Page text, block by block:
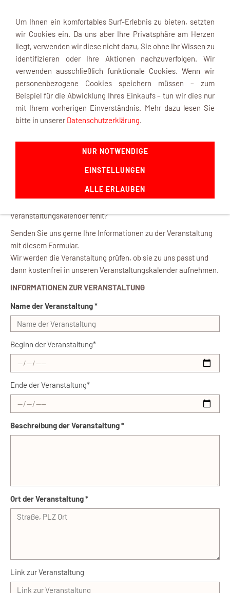
Navigation einblenden
Termin melden
Shop Startseite»Veranstaltungskalender
Veranstaltungskalender fehlt?
Senden Sie uns gerne Ihre Informationen zu der Veranstaltung
mit diesem Formular.
Wir werden die Veranstaltung prüfen, ob sie zu uns passt und
dann kostenfrei in unseren Veranstaltungskalender aufnehmen.
INFORMATIONEN ZUR VERANSTALTUNG
Name der Veranstaltung *
Beginn der Veranstaltung*
Ende der Veranstaltung*
Beschreibung der Veranstaltung *
Ort der Veranstaltung *
Link zur Veranstaltung
Um Ihnen ein komfortables Surf-Erlebnis zu bieten, setzten
wir Cookies ein. Da uns aber Ihre Privatsphäre am Herzen
liegt, verwenden wir diese nicht dazu, Sie ohne Ihr Wissen zu
identifizieren oder Ihre Aktionen nachzuverfolgen. Wir
verwenden ausschließlich funktionale Cookies. Wenn wir
personenbezogene Cookies speichern müssen – zum
Beispiel für die Abwicklung Ihres Einkaufs – tun wir dies nur
mit Ihrem vorherigen Einverständnis. Mehr dazu lesen Sie
bitte in unserer Datenschutzerklärung.
NUR NOTWENDIGE
EINSTELLUNGEN
ALLE ERLAUBEN